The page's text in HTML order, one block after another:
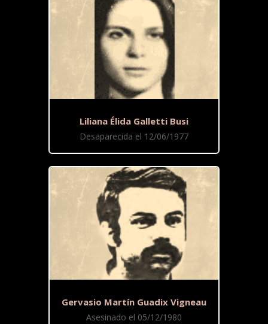
Liliana Élida Galletti Busi
Desaparecida el 12/06/1977
Gervasio Martín Guadix Vigneau
Asesinado el 05/12/1980